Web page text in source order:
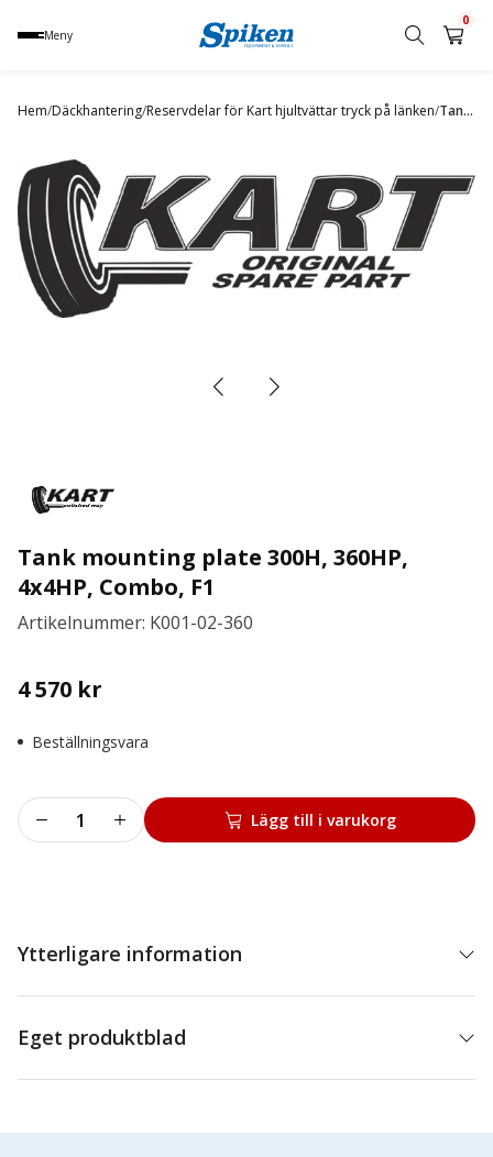
Meny
namn,
eller
varumärke
0
Hem/Däckhantering/Reservdelar för Kart hjultvättar tryck på länken/ Tank mounting plate 300H, 360HP, 4x4HP, Combo, F1
Tank mounting plate 300H, 360HP,
4x4HP, Combo, F1
Artikelnummer: K001-02-360
4 570 kr
Beställningsvara
Tank
mounting
4x4HP,
Combo,
F1
Lägg till i varukorg
Ytterligare information
Eget produktblad